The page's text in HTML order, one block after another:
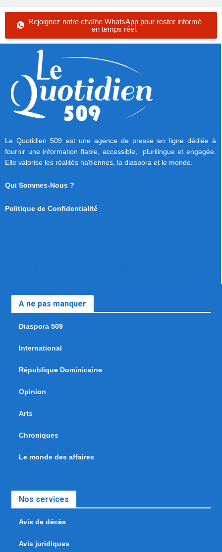
Rejoignez notre chaîne WhatsApp pour rester informé
en temps réel.
Le Quotidien 509 est une agence de presse en ligne dédiée à
fournir une information fiable, accessible, plurilingue et engagée.
Elle valorise les réalités haïtiennes, la diaspora et le monde.
Qui Sommes-Nous ?
Politique de Confidentialité
A ne pas manquer
Diaspora 509
International
République Dominicaine
Opinion
Arts
Chroniques
Le monde des affaires
Nos services
Avis de décès
Avis juridiques